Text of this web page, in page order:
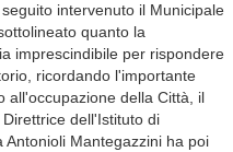
intervenuto il Municipale
quanto la
imprescindibile per rispondere
ricordando l'importante
all'occupazione della Città, il
dell'Istituto di
Antonioli Mantegazzini ha poi